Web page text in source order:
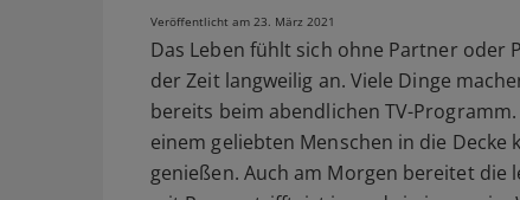
Veröffentlicht am 23. März 2021
Das Leben fühlt sich ohne Partner oder
der Zeit langweilig an. Viele Dinge
bereits beim abendlichen TV-
einem geliebten Menschen in die
genießen. Auch am Morgen bereitet die